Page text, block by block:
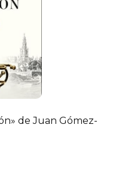
de Juan Gómez-